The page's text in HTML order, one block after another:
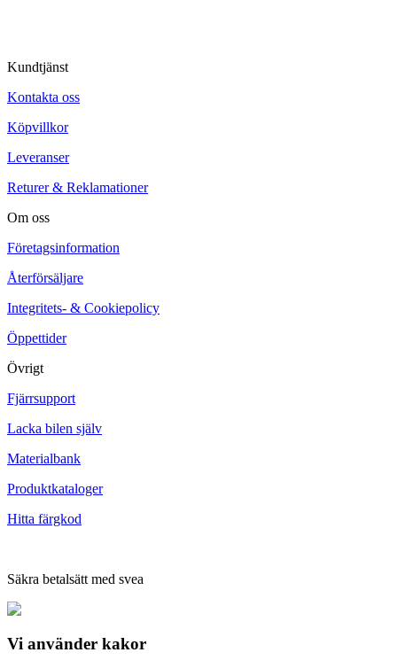
Kundtjänst
Kontakta oss
Köpvillkor
Leveranser
Returer & Reklamationer
Om oss
Företagsinformation
Återförsäljare
Integritets- & Cookiepolicy
Öppettider
Övrigt
Fjärrsupport
Lacka bilen själv
Materialbank
Produktkataloger
Hitta färgkod
Säkra betalsätt med svea
Vi använder kakor